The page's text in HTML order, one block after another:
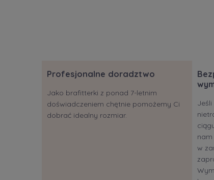
Profesjonalne doradztwo
Jako brafitterki z ponad 7-letnim
doświadczeniem chętnie pomożemy Ci
dobrać idealny rozmiar.
w